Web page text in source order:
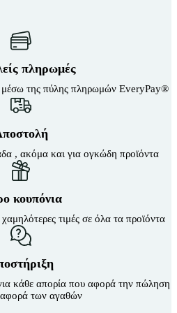
Κήπου
Παιδικές
Στρώματος Ύπνου
Υπνόσακου
Αιώρας
Πλάτης
Αδιάβροχοι
2-3 Ατόμων
3-4 Ατόμων
5-6 Ατόμων
6-7 Ατόμων
Pop up
wc
Αυτόματες
Παράλιας
Βάσης Αιώρας
Ύπνου Φουσκωτά
Έξοχης
Μπαμπού
& Μίξερ
πληρωμές
μέσω της πύλης πληρωμών EveryPay®
, ακόμα και για ογκώδη προϊόντα
κουπόνια
τιμές σε όλα τα προϊόντα
κάθε απορία που αφορά την πώληση
των αγαθών